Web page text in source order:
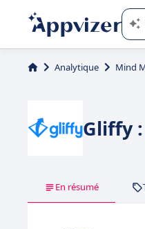
Analytique Mind
Gliffy
En résumé